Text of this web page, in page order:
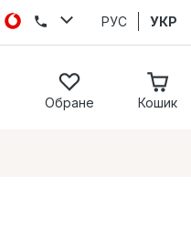
РУС УКР
Обране Кошик